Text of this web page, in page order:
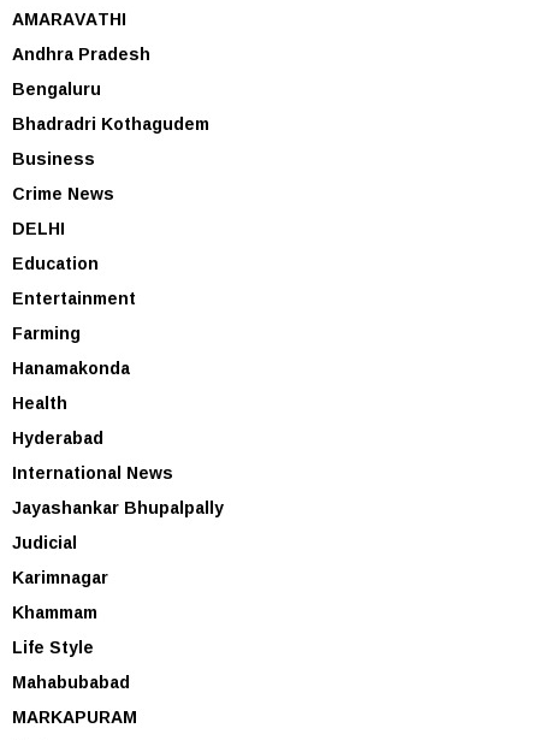
AMARAVATHI
Andhra Pradesh
Bengaluru
Bhadradri Kothagudem
Business
Crime News
DELHI
Education
Entertainment
Farming
Hanamakonda
Health
Hyderabad
International News
Jayashankar Bhupalpally
Judicial
Karimnagar
Khammam
Life Style
Mahabubabad
MARKAPURAM